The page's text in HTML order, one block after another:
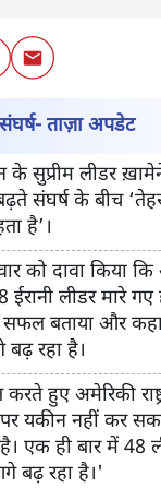
ताज़ा अपडेट
के सुप्रीम लीडर
संघर्ष के बीच
है’।
को दावा किया
ईरानी लीडर मारे
बताया और
रहा है।
हुए अमेरिकी
यकीन नहीं कर
एक ही बार में 48
बढ़ रहा है।'